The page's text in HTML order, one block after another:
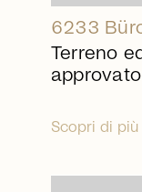
6233
Terreno
Scopri di più